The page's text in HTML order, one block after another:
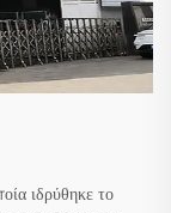
ιδρύθηκε το